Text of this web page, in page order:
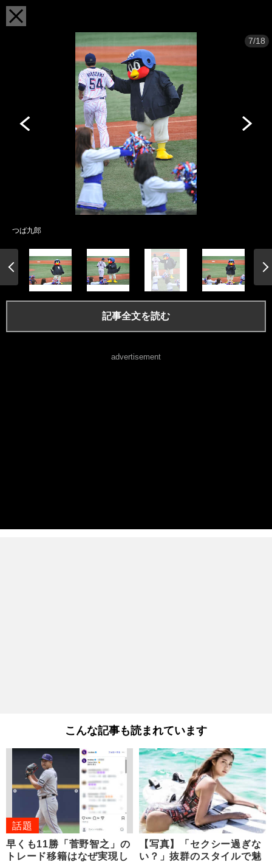
7/18
つば九郎
記事全文を読む
advertisement
こんな記事も読まれています
話題
早くも11勝「菅野智之」の
トレード移籍はなぜ実現し
【写真】「セクシー過ぎな
い？」抜群のスタイルで魅